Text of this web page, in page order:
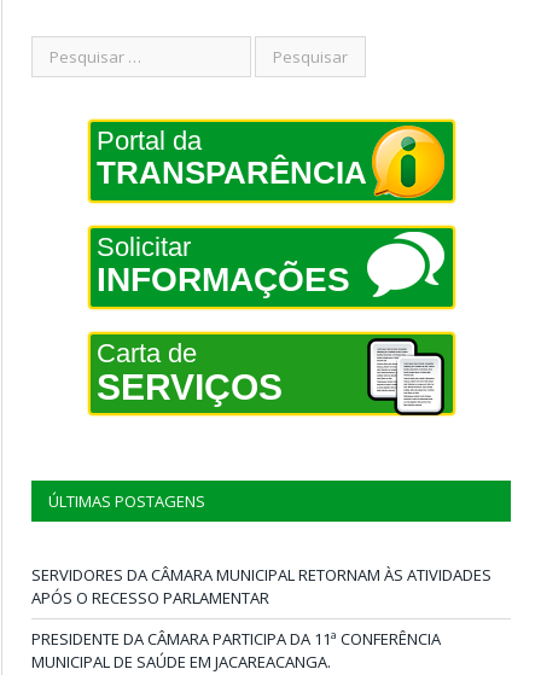
Portal da
TRANSPARÊNCIA
Solicitar
INFORMAÇÕES
Carta de
SERVIÇOS
ÚLTIMAS POSTAGENS
SERVIDORES DA CÂMARA MUNICIPAL RETORNAM ÀS ATIVIDADES
APÓS O RECESSO PARLAMENTAR
PRESIDENTE DA CÂMARA PARTICIPA DA 11ª CONFERÊNCIA
MUNICIPAL DE SAÚDE EM JACAREACANGA.